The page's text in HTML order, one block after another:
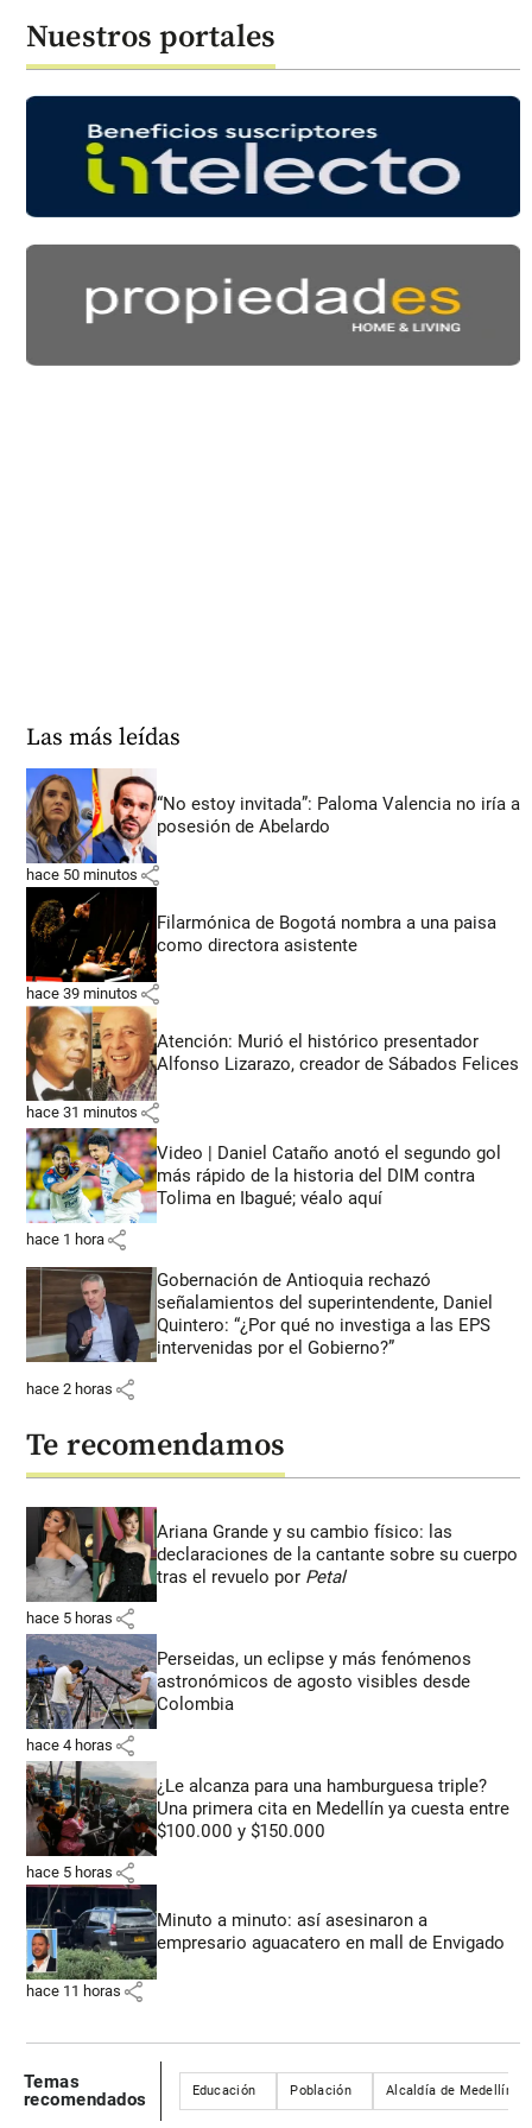
Nuestros portales
Las más leídas
“No estoy invitada”: Paloma Valencia no iría a
posesión de Abelardo
hace 50 minutos share
Filarmónica de Bogotá nombra a una paisa
como directora asistente
hace 39 minutos share
Atención: Murió el histórico presentador
Alfonso Lizarazo, creador de Sábados Felices
hace 31 minutos share
Video | Daniel Cataño anotó el segundo gol
más rápido de la historia del DIM contra
Tolima en Ibagué; véalo aquí
hace 1 hora share
Gobernación de Antioquia rechazó
señalamientos del superintendente, Daniel
Quintero: “¿Por qué no investiga a las EPS
intervenidas por el Gobierno?”
hace 2 horas share
Te recomendamos
Ariana Grande y su cambio físico: las
declaraciones de la cantante sobre su cuerpo
tras el revuelo por Petal
hace 5 horas share
Perseidas, un eclipse y más fenómenos
astronómicos de agosto visibles desde
Colombia
hace 4 horas share
¿Le alcanza para una hamburguesa triple?
Una primera cita en Medellín ya cuesta entre
$100.000 y $150.000
hace 5 horas share
Minuto a minuto: así asesinaron a
empresario aguacatero en mall de Envigado
hace 11 horas share
Temas
recomendados
Educación Población Alcaldía de Medellín